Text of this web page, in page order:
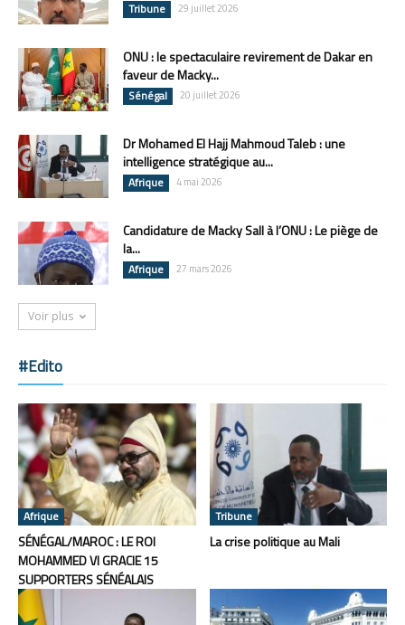
Tribune 29 juillet 2026
ONU : le spectaculaire revirement de Dakar en
faveur de Macky...
Sénégal 20 juillet 2026
Dr Mohamed El Hajj Mahmoud Taleb : une
intelligence stratégique au...
Afrique 4 mai 2026
Candidature de Macky Sall à l’ONU : Le piège de
la...
Afrique 27 mars 2026
Voir plus
#Edito
Afrique
SÉNÉGAL/MAROC : LE ROI
MOHAMMED VI GRACIE 15
SUPPORTERS SÉNÉALAIS
Tribune
La crise politique au Mali